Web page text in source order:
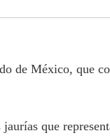
de México, que
que